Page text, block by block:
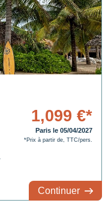
1,099 €*
Paris le 05/04/2027
*Prix à partir de, TTC/pers.
Continuer